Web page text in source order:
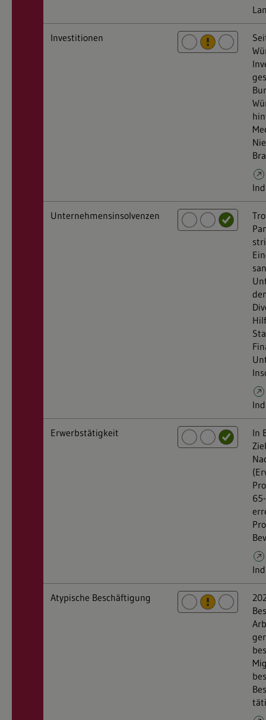
Investitionen
Unternehmensinsolvenzen
Erwerbstätigkeit
In
Atypische Beschäftigung